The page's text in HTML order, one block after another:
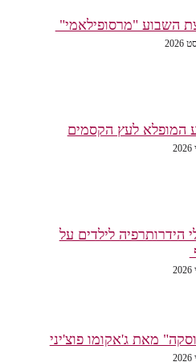
השבוע "מרסופילאמי"
המופלא לעץ הקסמים
הידרותרפיה לילדים על
מאת ג'אקומו פוצ'יני